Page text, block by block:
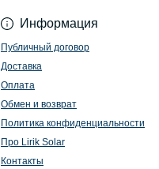
Информация
Публичный договор
Доставка
Оплата
Обмен и возврат
Политика конфиденциальности
Про Lirik Solar
Контакты